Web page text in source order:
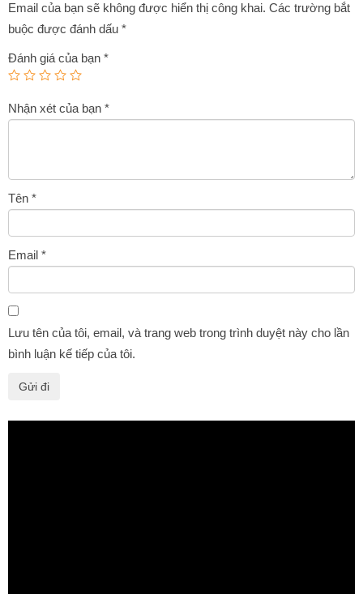
Email của bạn sẽ không được hiển thị công khai. Các trường bắt
buộc được đánh dấu *
Đánh giá của bạn *
Nhận xét của bạn *
Tên *
Email *
Lưu tên của tôi, email, và trang web trong trình duyệt này cho lần
bình luận kế tiếp của tôi.